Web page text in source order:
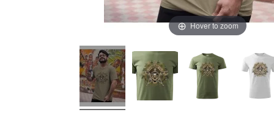
Hover to zoom